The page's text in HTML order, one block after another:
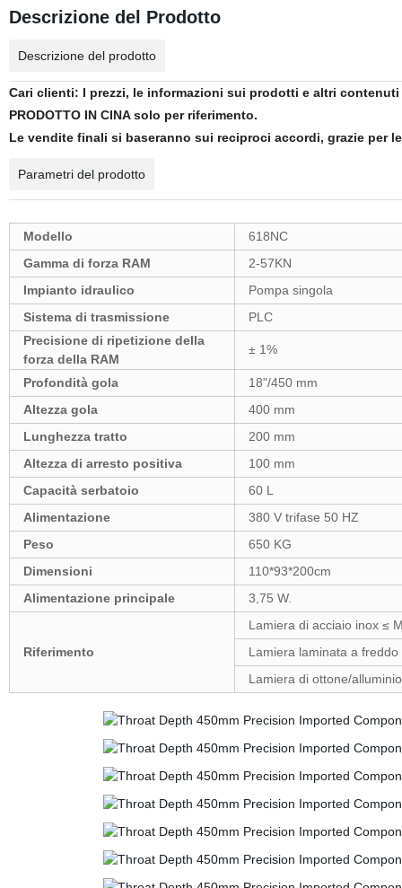
Descrizione del Prodotto
Descrizione del prodotto
Cari clienti: I prezzi, le informazioni sui prodotti e altri
PRODOTTO IN CINA solo per riferimento.
Le vendite finali si baseranno sui reciproci accordi, grazie per
Parametri del prodotto
Modello
618NC
Gamma di forza RAM
2-57KN
Impianto idraulico
Pompa singola
Sistema di trasmissione
PLC
Precisione di ripetizione della
forza della RAM
± 1%
Profondità gola
18"/450 mm
Altezza gola
400 mm
Lunghezza tratto
200 mm
Altezza di arresto positiva
100 mm
Capacità serbatoio
60 L
Alimentazione
380 V trifase 50 HZ
Peso
650 KG
Dimensioni
110*93*200cm
Alimentazione principale
3,75 W.
Riferimento
Lamiera di acciaio inox ≤
Lamiera laminata a freddo
Lamiera di ottone/